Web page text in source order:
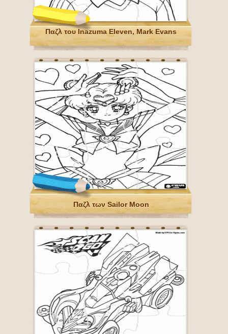
Παζλ του Inazuma Eleven, Mark Evans
Παζλ των Sailor Moon